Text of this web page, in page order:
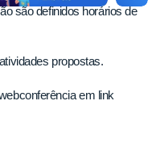
são definidos horários de
propostas.
em link